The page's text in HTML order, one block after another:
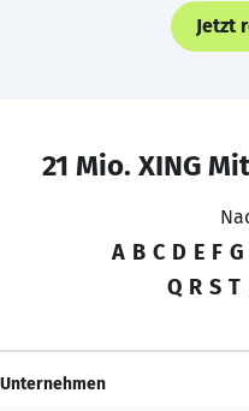
Jetzt
21 Mio. XING
A B C D E F G
Q R S T
Unternehmen